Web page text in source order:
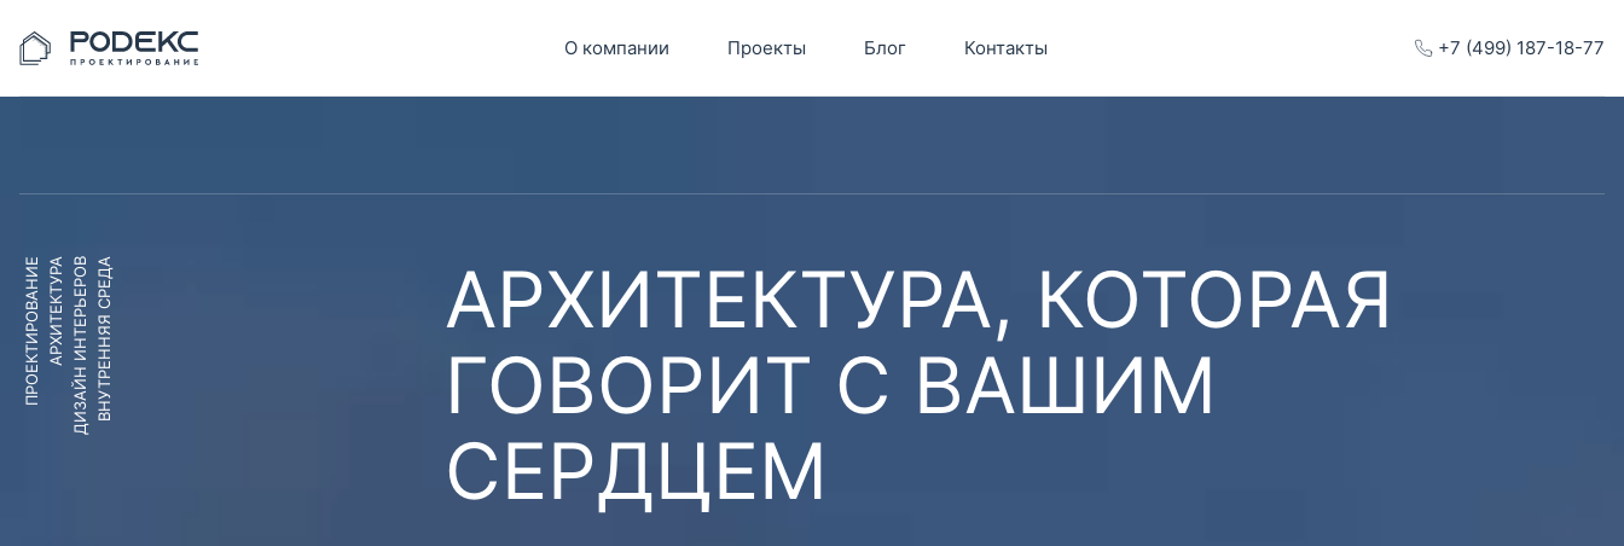
О компании Проекты Блог Контакты +7 (499) 187-18-77
ПРОЕКТИРОВАНИЕАРХИТЕКТУРАДИЗАЙН ИНТЕРЬЕРОВВНУТРЕННЯЯ СРЕДА
АРХИТЕКТУРА, КОТОРАЯ
ГОВОРИТ С ВАШИМ
СЕРДЦЕМ